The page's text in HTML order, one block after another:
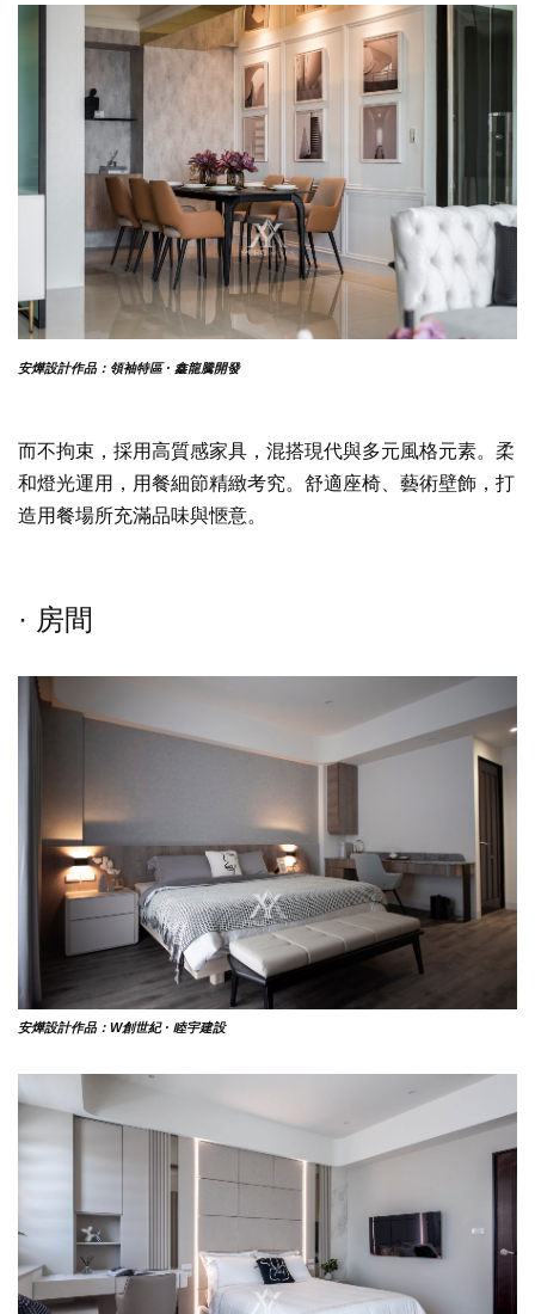
安燁設計作品：領袖特區 · 鑫龍騰開發
而不拘束，採用高質感家具，混搭現代與多元風格元素。柔
和燈光運用，用餐細節精緻考究。舒適座椅、藝術壁飾，打
造用餐場所充滿品味與愜意。
· 房間
安燁設計作品：W創世紀 · 睦宇建設